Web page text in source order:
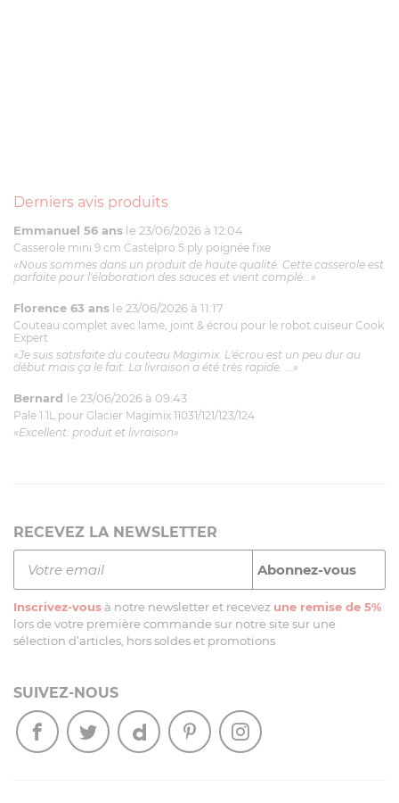
Derniers avis produits
Emmanuel 56 ans le 23/06/2026 à 12:04
Casserole mini 9 cm Castelpro 5 ply poignée fixe
«Nous sommes dans un produit de haute qualité. Cette casserole est
parfaite pour l'élaboration des sauces et vient complé...»
Florence 63 ans le 23/06/2026 à 11:17
Couteau complet avec lame, joint & écrou pour le robot cuiseur Cook
Expert
«Je suis satisfaite du couteau Magimix. L'écrou est un peu dur au
début mais ça le fait. La livraison a été très rapide. ...»
Bernard le 23/06/2026 à 09:43
Pale 1.1L pour Glacier Magimix 11031/121/123/124
«Excellent: produit et livraison»
RECEVEZ LA NEWSLETTER
Inscrivez-vous à notre newsletter et recevez une remise de 5%
lors de votre première commande sur notre site sur une
sélection d’articles, hors soldes et promotions
SUIVEZ-NOUS